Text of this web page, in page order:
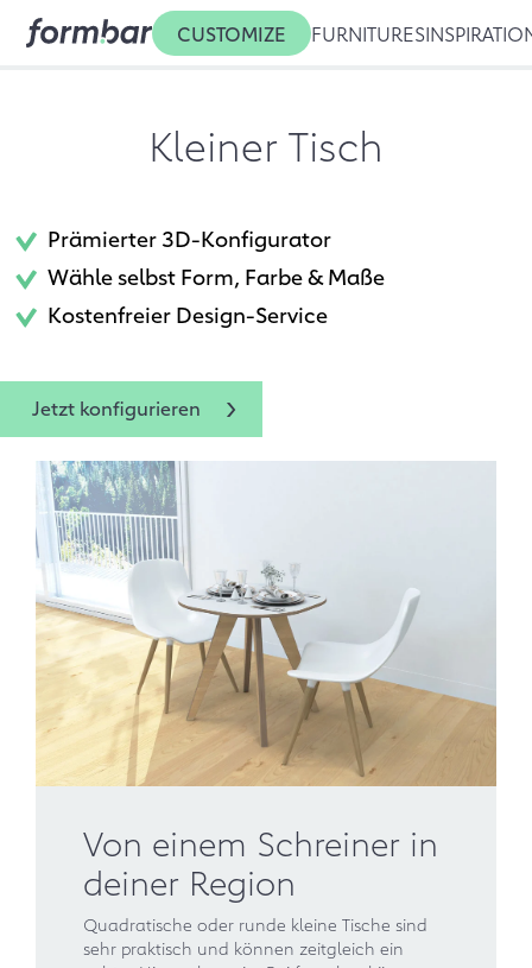
CUSTOMIZE FURNITURES
Kleiner Tisch
Prämierter 3D-Konfigurator
Wähle selbst Form, Farbe & Maße
Kostenfreier Design-Service
Jetzt konfigurieren
Von einem Schreiner in
deiner Region
Quadratische oder runde kleine Tische sind
sehr praktisch und können zeitgleich ein